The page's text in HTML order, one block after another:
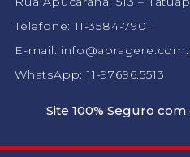
Telefone: 11-3584-7901
E-mail:
WhatsApp: 11-97696.5513
Site 100% Seguro